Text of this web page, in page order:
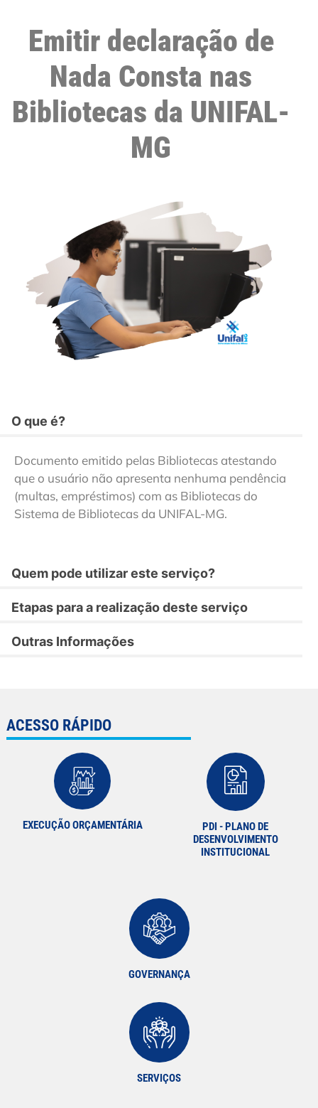
Emitir declaração de
Nada Consta nas
Bibliotecas da UNIFAL-
MG
O que é?
Documento emitido pelas Bibliotecas atestando
que o usuário não apresenta nenhuma pendência
(multas, empréstimos) com as Bibliotecas do
Sistema de Bibliotecas da UNIFAL-MG.
Quem pode utilizar este serviço?
Etapas para a realização deste serviço
Outras Informações
ACESSO RÁPIDO
EXECUÇÃO ORÇAMENTÁRIA
PDI - PLANO DE
DESENVOLVIMENTO
INSTITUCIONAL
GOVERNANÇA
SERVIÇOS